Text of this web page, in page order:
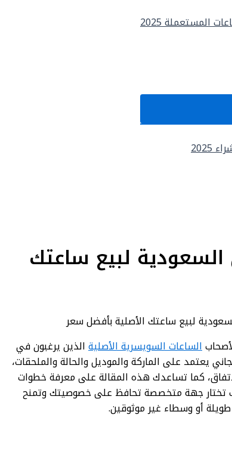
المستعملة 2025
لبيع ساعتك
لبيع ساعتك الأصلية بأفضل سعر
الساعات السويسرية الأصليةالذين يرغبون في
يعتمد على الماركة والموديل والحالة والملحقات،
كما تساعدك هذه المقالة على معرفة خطوات
تختار جهة متخصصة تحافظ على خصوصيتك وتمنح
أو وسطاء غير موثوقين.